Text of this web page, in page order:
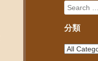
分類